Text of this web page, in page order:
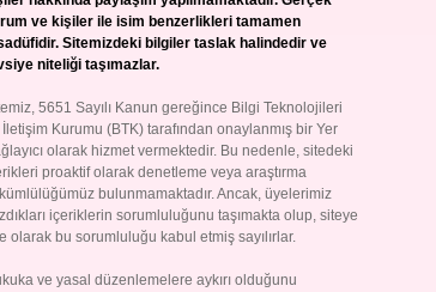
ve kişiler ile isim benzerlikleri tamamen
Sitemizdeki bilgiler taslak halindedir ve
niteliği taşımazlar.
5651 Sayılı Kanun gereğince Bilgi Teknolojileri
Kurumu (BTK) tarafından onaylanmış bir Yer
olarak hizmet vermektedir. Bu nedenle, sitedeki
proaktif olarak denetleme veya araştırma
bulunmamaktadır. Ancak, üyelerimiz
içeriklerin sorumluluğunu taşımakta olup, siteye
olarak bu sorumluluğu kabul etmiş sayılırlar.
ve yasal düzenlemelere aykırı olduğunu